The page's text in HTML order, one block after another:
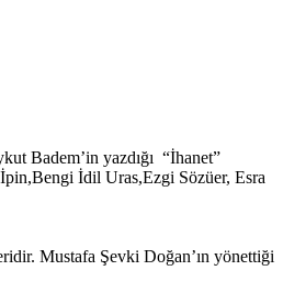
Badem’in yazdığı “İhanet”
İdil Uras,Ezgi Sözüer, Esra
Mustafa Şevki Doğan’ın yönettiği